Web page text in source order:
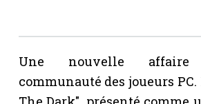
Une nouvelle
communauté des joueurs